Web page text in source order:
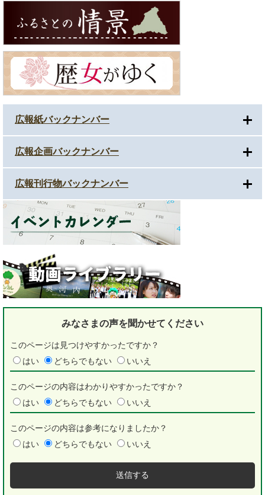
広報紙バックナンバー
広報企画バックナンバー
広報刊行物バックナンバー
みなさまの声を聞かせてください
このページは見つけやすかったですか？
はい
どちらでもない いいえ
このページの内容はわかりやすかったですか？
はい
どちらでもない いいえ
このページの内容は参考になりましたか？
はい
どちらでもない いいえ